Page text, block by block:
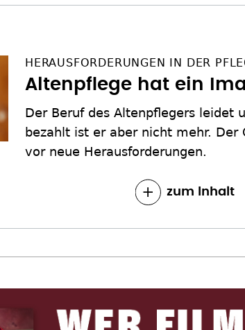
HERAUSFORDERUNGEN IN DER
Altenpflege hat ein
Der Beruf des Altenpflegers leidet
bezahlt ist er aber nicht mehr.
vor neue Herausforderungen.
zum Inhalt